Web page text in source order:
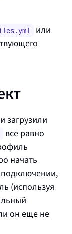
или
загрузили
все равно
начать
(используя
он еще не